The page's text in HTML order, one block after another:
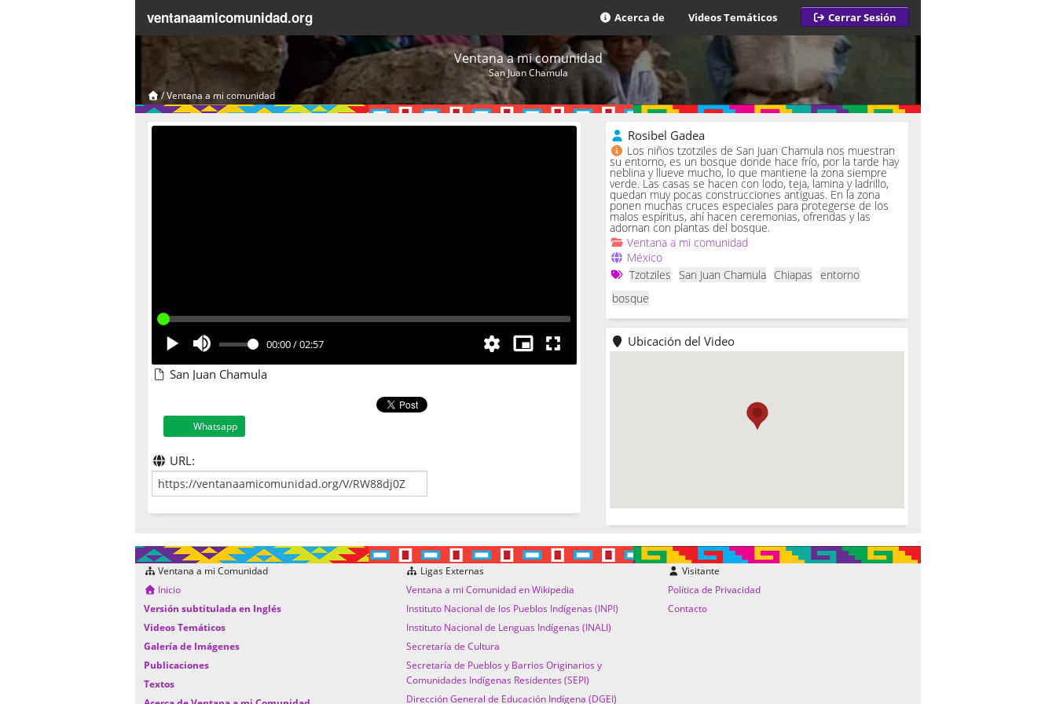
ventanaamicomunidad.org Acerca de Videos Temáticos Cerrar Sesión
Ventana a mi comunidad
San Juan Chamula
/Ventana a mi comunidad
00:00/02:57
San Juan Chamula
Whatsapp
URL:
Rosibel Gadea
Los niños tzotziles de San Juan Chamula nos muestran
su entorno, es un bosque donde hace frío, por la tarde hay
neblina y llueve mucho, lo que mantiene la zona siempre
verde. Las casas se hacen con lodo, teja, lamina y ladrillo,
quedan muy pocas construcciones antiguas. En la zona
ponen muchas cruces especiales para protegerse de los
malos espíritus, ahí hacen ceremonias, ofrendas y las
adornan con plantas del bosque.
Ventana a mi comunidad
México
Tzotziles San Juan Chamula Chiapas entorno
bosque
Ubicación del Video
Ventana a mi Comunidad
Inicio
Versión subtitulada en Inglés
Videos Temáticos
Galería de Imágenes
Publicaciones
Textos
Ligas Externas
Ventana a mi Comunidad en Wikipedia
Instituto Nacional de los Pueblos Indígenas (INPI)
Instituto Nacional de Lenguas Indígenas (INALI)
Secretaría de Cultura
Secretaría de Pueblos y Barrios Originarios y
Comunidades Indígenas Residentes (SEPI)
Dirección General de Educación Indígena (DGEI)
Visitante
Política de Privacidad
Contacto